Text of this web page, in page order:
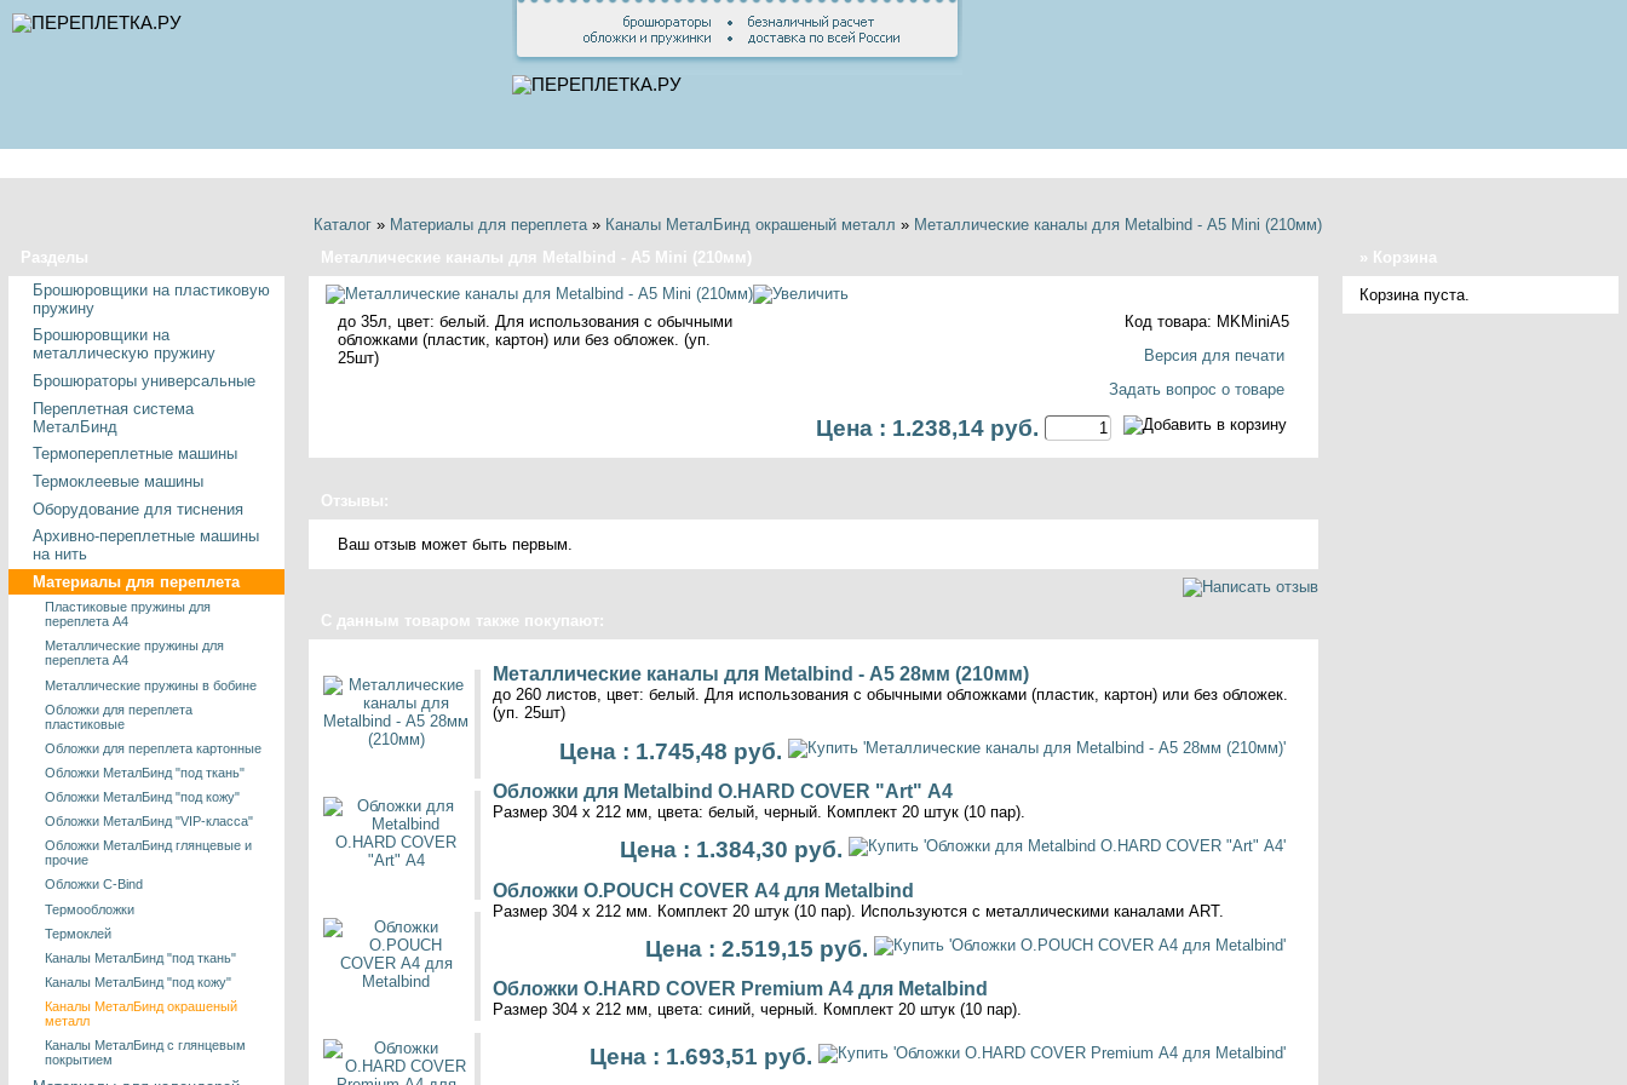
Каталог» Материалы для переплета» Каналы МеталБинд окрашеный металл » Металлические каналы для Metalbind - А5 Mini (210мм)
Металлические каналы для Metalbind - А5 Mini (210мм)
до 35л, цвет: белый. Для использования с обычными
обложками (пластик, картон) или без обложек. (уп.
25шт)
Код товара: MKMiniA5
Версия для печати
Задать вопрос о товаре
Цена : 1.238,14 руб.
Отзывы:
Ваш отзыв может быть первым.
С данным товаром также покупают:
Металлические каналы для Metalbind - А5 28мм (210мм)
до 260 листов, цвет: белый. Для использования с обычными обложками (пластик, картон) или без обложек.
(уп. 25шт)
Цена : 1.745,48 руб.
Обложки для Metalbind O.HARD COVER "Art" А4
Размер 304 x 212 мм, цвета: белый, черный. Комплект 20 штук (10 пар).
Цена : 1.384,30 руб.
Обложки O.POUCH COVER А4 для Metalbind
Размер 304 x 212 мм. Комплект 20 штук (10 пар). Используются с металлическими каналами ART.
Цена : 2.519,15 руб.
Обложки O.HARD COVER Premium А4 для Metalbind
Размер 304 x 212 мм, цвета: синий, черный. Комплект 20 штук (10 пар).
Цена : 1.693,51 руб.
Разделы
Брошюровщики на пластиковую
пружину
Брошюровщики на
металлическую пружину
Брошюраторы универсальные
Переплетная система
МеталБинд
Термопереплетные машины
Термоклеевые машины
Оборудование для тиснения
Архивно-переплетные машины
на нить
Материалы для переплета
Пластиковые пружины для
переплета А4
Металлические пружины для
переплета А4
Металлические пружины в бобине
Обложки для переплета
пластиковые
Обложки для переплета картонные
Обложки МеталБинд "под ткань"
Обложки МеталБинд "под кожу"
Обложки МеталБинд "VIP-класса"
Обложки МеталБинд глянцевые и
прочие
Обложки C-Bind
Термообложки
Термоклей
Каналы МеталБинд "под ткань"
Каналы МеталБинд "под кожу"
Каналы МеталБинд окрашеный
металл
Каналы МеталБинд с глянцевым
покрытием
» Корзина
Корзина пуста.